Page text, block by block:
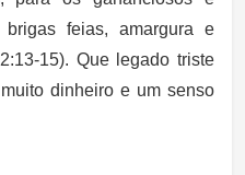
feias, amargura e
15). Que legado triste
dinheiro e um senso